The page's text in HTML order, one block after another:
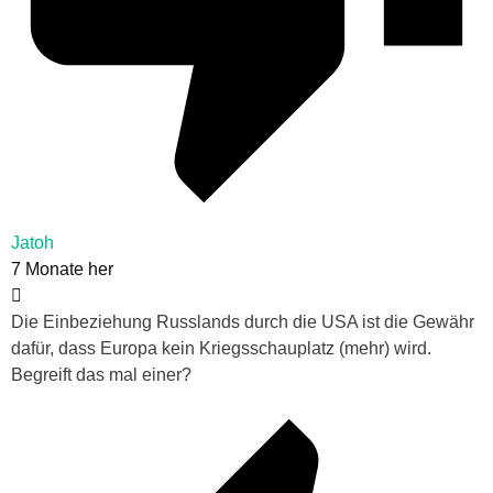
Jatoh
7 Monate her
Die Einbeziehung Russlands durch die USA ist die Gewähr
dafür, dass Europa kein Kriegsschauplatz (mehr) wird.
Begreift das mal einer?